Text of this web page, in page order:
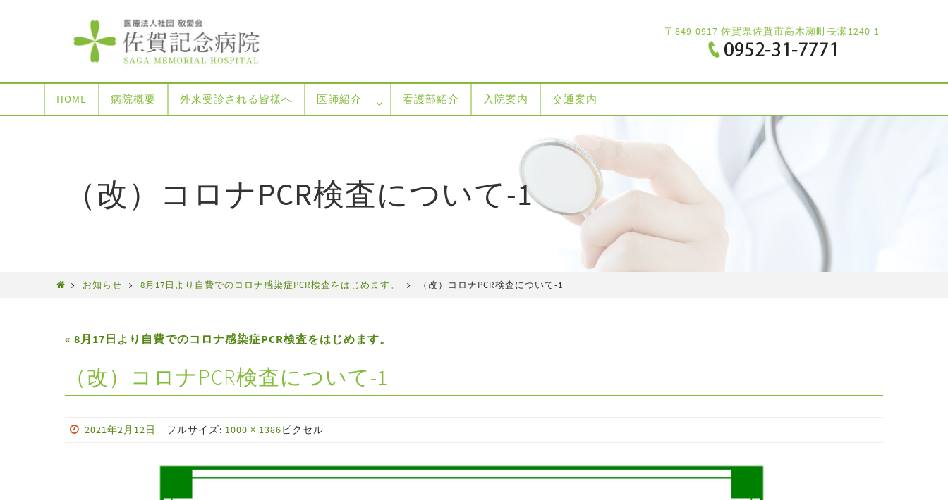
〒849-0917 佐賀県佐賀市高木瀬町長瀬1240-1
HOME 病院概要 外来受診される皆様へ 医師紹介 看護部紹介 入院案内 交通案内
（改）コロナPCR検査について-1
お知らせ 8月17日より自費でのコロナ感染症PCR検査をはじめます。 （改）コロナPCR検査について-1
« 8月17日より自費でのコロナ感染症PCR検査をはじめます。
（改）コロナPCR検査について-1
2021年2月12日 フルサイズ: 1000 × 1386ピクセル